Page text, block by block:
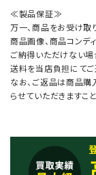
≪製品保証≫
万一、商品をお受け取
商品画像、商品コンデ
ご納得いただけない場
送料を当店負担にてご
なお、ご返品は商品
らせていただきますこ